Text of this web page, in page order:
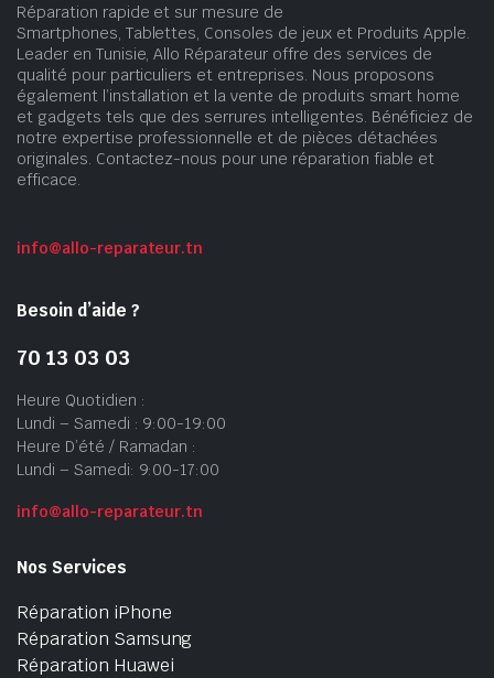
Réparation rapide et sur mesure de
Smartphones, Tablettes, Consoles de jeux et Produits Apple.
Leader en Tunisie, Allo Réparateur offre des services de
qualité pour particuliers et entreprises. Nous proposons
également l’installation et la vente de produits smart home
et gadgets tels que des serrures intelligentes. Bénéficiez de
notre expertise professionnelle et de pièces détachées
originales. Contactez-nous pour une réparation fiable et
efficace.
info@allo-reparateur.tn
Besoin d’aide ?
70 13 03 03
Heure Quotidien :
Lundi – Samedi : 9:00-19:00
Heure D’été / Ramadan :
Lundi – Samedi: 9:00-17:00
info@allo-reparateur.tn
Nos Services
Réparation iPhone
Réparation Samsung
Réparation Huawei